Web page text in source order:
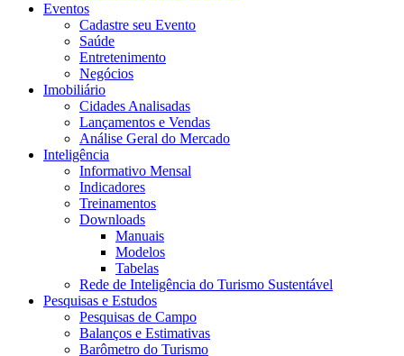
Eventos
Cadastre seu Evento
Saúde
Entretenimento
Negócios
Imobiliário
Cidades Analisadas
Lançamentos e Vendas
Análise Geral do Mercado
Inteligência
Informativo Mensal​
Indicadores
Treinamentos
Downloads
Manuais
Modelos
Tabelas
Rede de Inteligência do Turismo Sustentável
Pesquisas e Estudos
Pesquisas de Campo
Balanços e Estimativas
Barômetro do Turismo